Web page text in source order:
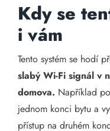
Kdy se
i vám
Tento systém se hodí
slabý Wi-Fi signál v
domova. Například
jednom konci bytu a
přístup na druhém